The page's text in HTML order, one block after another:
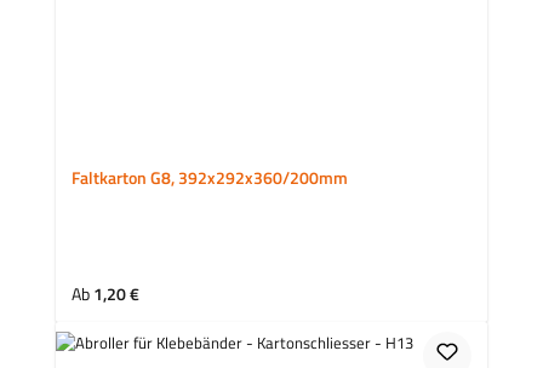
Faltkarton G8, 392x292x360/200mm
Regulärer Preis:
Ab1,20 €